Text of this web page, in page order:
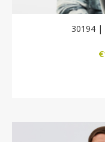
30194 |